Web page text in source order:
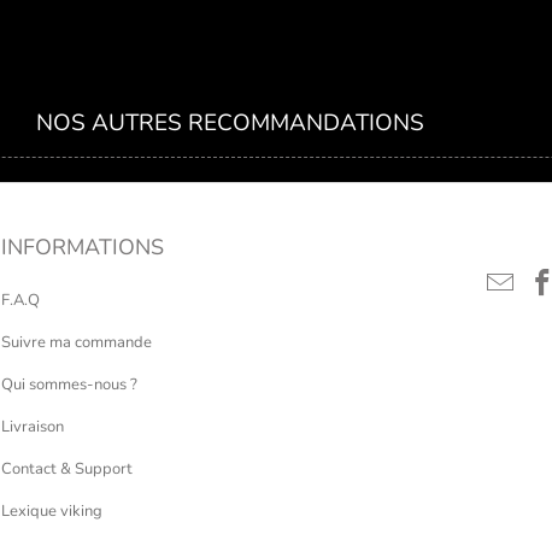
NOS AUTRES RECOMMANDATIONS
INFORMATIONS
F.A.Q
Suivre ma commande
Qui sommes-nous ?
Livraison
Contact & Support
Lexique viking